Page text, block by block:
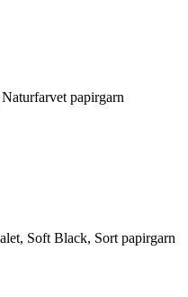
papirgarn
Soft Black, Sort papirgarn